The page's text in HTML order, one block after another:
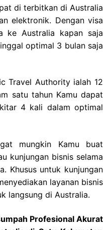
di terbitkan di Australia
elektronik. Dengan visa
ke Australia kapan saja
optimal 3 bulan saja
Travel Authority ialah 12
satu tahun Kamu dapat
4 kali dalam optimal
mungkin Kamu buat
kunjungan bisnis selama
Khusus untuk kunjungan
layanan bisnis
langsung di Australia.
Profesional Akurat